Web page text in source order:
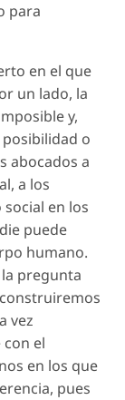
para
en el que
un lado, la
y,
o
abocados a
a los
en los
puede
humano.
pregunta
vez
el
en los que
pues